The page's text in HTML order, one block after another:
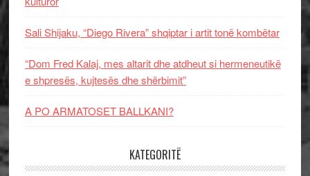
Sali Shijaku, “Diego Rivera” shqiptar i artit tonë kombëtar
“Dom Fred Kalaj, mes altarit dhe atdheut si hermeneutikë
e shpresës, kujtesës dhe shërbimit”
A PO ARMATOSET BALLKANI?
KATEGORITË